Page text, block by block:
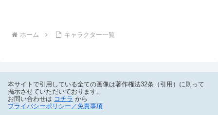
ホーム キャラクター一覧
本サイトで引用している全ての画像は著作権法32条（引用）に則って
掲示させていただいております。
お問い合わせは コチラ から
プライバシーポリシー／免責事項